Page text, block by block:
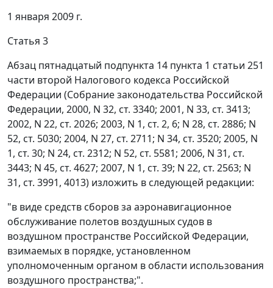
1 января 2009 г.
Статья 3
Абзац пятнадцатый подпункта 14 пункта 1 статьи 251
части второй Налогового кодекса Российской
Федерации (Собрание законодательства Российской
Федерации, 2000, N 32, ст. 3340; 2001, N 33, ст. 3413;
2002, N 22, ст. 2026; 2003, N 1, ст. 2, 6; N 28, ст. 2886; N
52, ст. 5030; 2004, N 27, ст. 2711; N 34, ст. 3520; 2005, N
1, ст. 30; N 24, ст. 2312; N 52, ст. 5581; 2006, N 31, ст.
3443; N 45, ст. 4627; 2007, N 1, ст. 39; N 22, ст. 2563; N
31, ст. 3991, 4013) изложить в следующей редакции:
"в виде средств сборов за аэронавигационное
обслуживание полетов воздушных судов в
воздушном пространстве Российской Федерации,
взимаемых в порядке, установленном
уполномоченным органом в области использования
воздушного пространства;".